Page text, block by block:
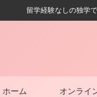
留学経験なしの独学
ホーム オンライ